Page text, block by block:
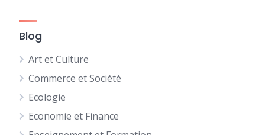
Blog
Art et Culture
Commerce et Société
Ecologie
Economie et Finance